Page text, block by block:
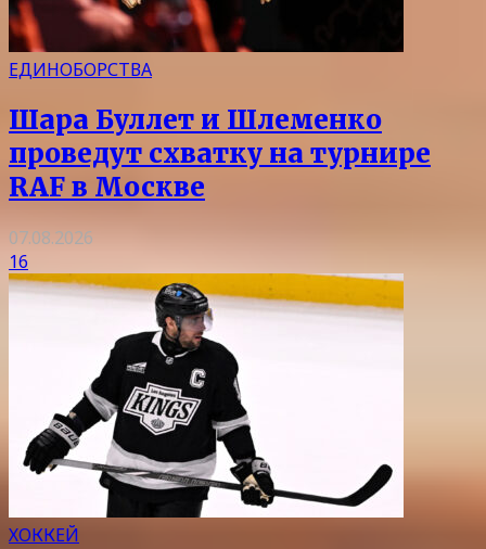
ЕДИНОБОРСТВА
Шара Буллет и Шлеменко
проведут схватку на турнире
RAF в Москве
07.08.2026
16
ХОККЕЙ